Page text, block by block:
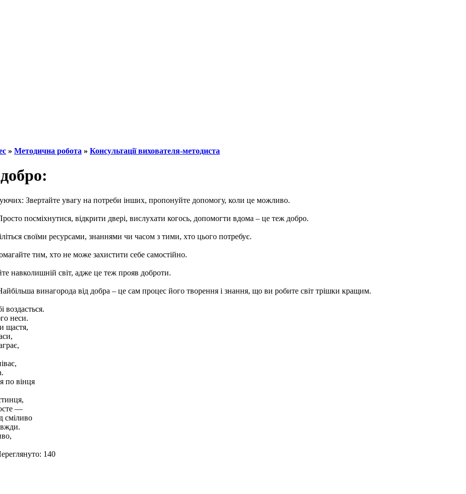
» Методична робота » Консультації вихователя-методиста
Звертайте увагу на потреби інших, пропонуйте допомогу, коли це можливо.
посміхнутися, відкрити двері, вислухати когось, допомогти вдома – це теж добро.
своїми ресурсами, знаннями чи часом з тими, хто цього потребує.
тим, хто не може захистити себе самостійно.
навколишній світ, адже це теж прояв доброти.
винагорода від добра – це сам процес його творення і знання, що ви робите світ трішки кращим.
неси.
щастя,
по вінця
—
сміливо
140